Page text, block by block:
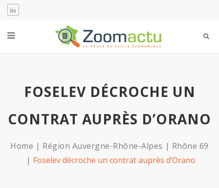
FOSELEV DÉCROCHE UN
CONTRAT AUPRÈS D’ORANO
Home Région Auvergne-Rhône-Alpes
Rhône 69
Foselev décroche un contrat auprès d’Orano